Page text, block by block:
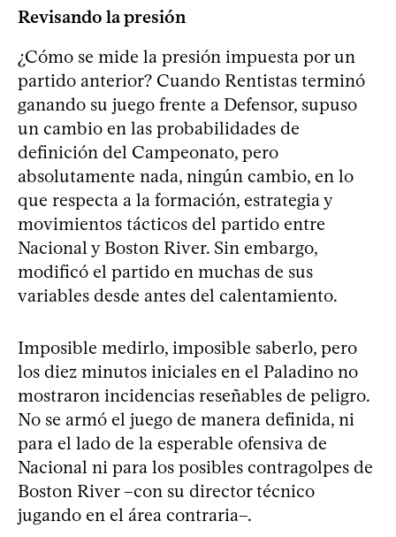
Revisando la presión
¿Cómo se mide la presión impuesta por un
partido anterior? Cuando Rentistas terminó
ganando su juego frente a Defensor, supuso
un cambio en las probabilidades de
definición del Campeonato, pero
absolutamente nada, ningún cambio, en lo
que respecta a la formación, estrategia y
movimientos tácticos del partido entre
Nacional y Boston River. Sin embargo,
modificó el partido en muchas de sus
variables desde antes del calentamiento.
Imposible medirlo, imposible saberlo, pero
los diez minutos iniciales en el Paladino no
mostraron incidencias reseñables de peligro.
No se armó el juego de manera definida, ni
para el lado de la esperable ofensiva de
Nacional ni para los posibles contragolpes de
Boston River –con su director técnico
jugando en el área contraria–.